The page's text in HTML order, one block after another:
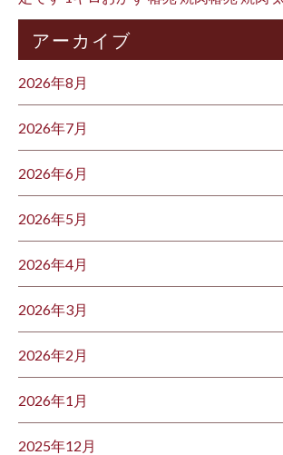
アーカイブ
2026年8月
2026年7月
2026年6月
2026年5月
2026年4月
2026年3月
2026年2月
2026年1月
2025年12月